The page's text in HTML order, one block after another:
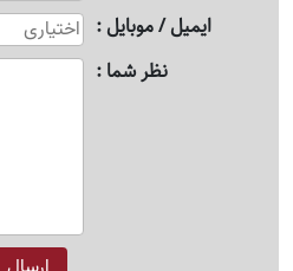
ایمیل / موبایل
نظر شما